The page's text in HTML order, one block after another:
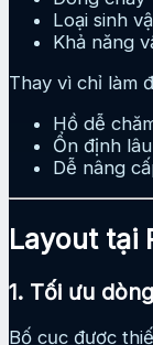
Loại sinh
Khả năng
Thay vì chỉ làm
Hồ dễ
Ổn định
Dễ nâng
Layout tại
1. Tối ưu
Bố cục được